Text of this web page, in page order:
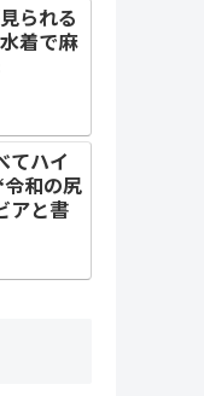
られる
着で麻
てハイ
和の尻
アと書